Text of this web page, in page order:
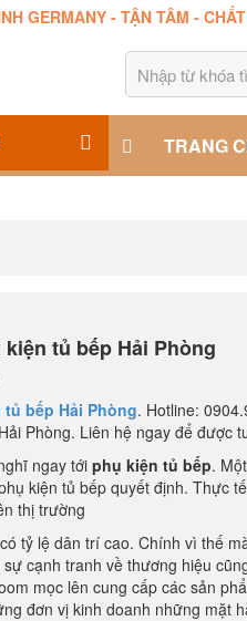
GERMANY - TẬN TÂM -
TRANG
tủ bếp Hải Phòng
bếp Hải Phòng. Hotline:
Phòng. Liên hệ ngay để được
ngay tới phụ kiện tủ bếp.
kiện tủ bếp quyết định. Thực
thị trường
tỷ lệ dân trí cao. Chính vì thế
cạnh tranh về thương hiệu
mọc lên cung cấp các sản
đơn vị kinh doanh những mặt